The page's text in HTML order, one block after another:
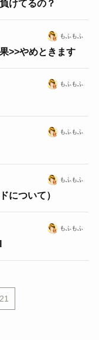
けてるの？
もふもふ
>>やめときます
もふもふ
もふもふ
もふもふ
について）
もふもふ
21